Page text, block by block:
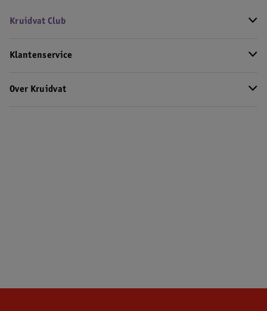
Kruidvat Club
Klantenservice
Over Kruidvat